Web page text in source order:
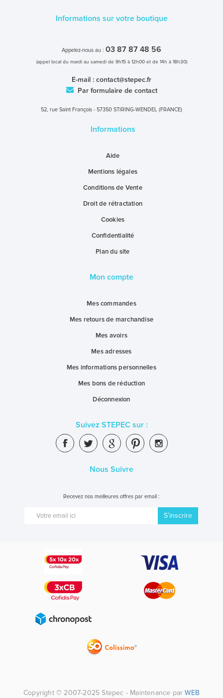
Informations sur votre boutique
Appelez-nous au : 03 87 87 48 56
(appel local du mardi au samedi de 9h15 à 12h00 et de 14h à 18h30)
E-mail : contact@stepec.fr
Par formulaire de contact
52, rue Saint François - 57350 STIRING-WENDEL (FRANCE)
Informations
Aide
Mentions légales
Conditions de Vente
Droit de rétractation
Cookies
Confidentialité
Plan du site
Mon compte
Mes commandes
Mes retours de marchandise
Mes avoirs
Mes adresses
Mes informations personnelles
Mes bons de réduction
Déconnexion
Suivez STEPEC sur :
Nous Suivre
Recevez nos meilleures offres par email :
S’inscrire
Copyright © 2007-2025 Stepec - Maintenance parWEB